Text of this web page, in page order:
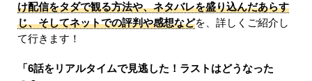
け配信をタダで観る方法や、ネタバレを盛り込んだあらす
じ、そしてネットでの評判や感想などを、詳しくご紹介し
て行きます！
「6話をリアルタイムで見逃した！ラストはどうなった